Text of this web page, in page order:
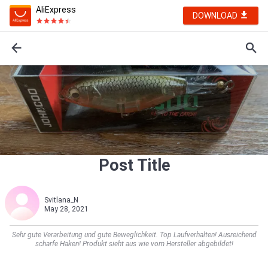
AliExpress
DOWNLOAD
Post Title
Svitlana_N
May 28, 2021
Sehr gute Verarbeitung und gute Beweglichkeit. Top Laufverhalten! Ausreichend
scharfe Haken! Produkt sieht aus wie vom Hersteller abgebildet!